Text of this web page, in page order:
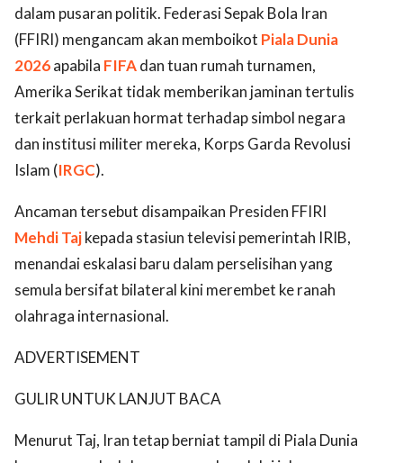
dalam pusaran politik. Federasi Sepak Bola Iran
(FFIRI) mengancam akan memboikot Piala Dunia
2026apabila FIFAdan tuan rumah turnamen,
Amerika Serikat tidak memberikan jaminan tertulis
terkait perlakuan hormat terhadap simbol negara
dan institusi militer mereka, Korps Garda Revolusi
Islam (IRGC).
Ancaman tersebut disampaikan Presiden FFIRI
Mehdi Tajkepada stasiun televisi pemerintah IRIB,
menandai eskalasi baru dalam perselisihan yang
semula bersifat bilateral kini merembet ke ranah
olahraga internasional.
ADVERTISEMENT
GULIR UNTUK LANJUT BACA
Menurut Taj, Iran tetap berniat tampil di Piala Dunia